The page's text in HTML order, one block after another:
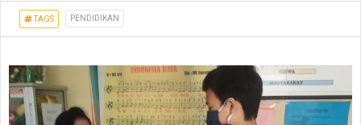
TAGS PENDIDIKAN